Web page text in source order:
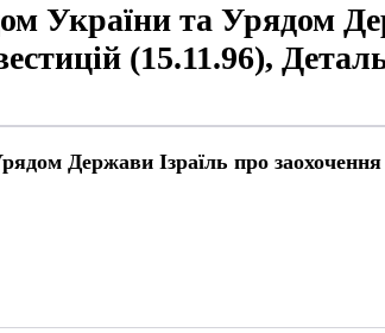
України та Урядом
(15.11.96),
Держави Ізраїль про заохочення